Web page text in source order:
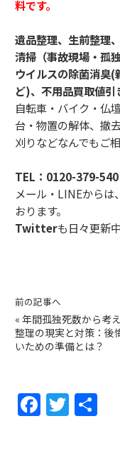
料です。
遺品整理、生前整理
清掃（事故現場・孤
ウイルスの除菌消臭
ど)、不用品買取値
自転車・バイク・仏
台・物置の解体、撤
刈りなどなんでもご
TEL： 0120-379-540
メール・LINEから
おります。
Twitterも日々更新
前の記事へ
« 年間孤独死数から考
整理の現実と対策：後
いための準備とは？
F T